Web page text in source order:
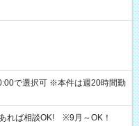
で選択可 ※本件は週20時間勤
ば相談OK! ※9月～OK！